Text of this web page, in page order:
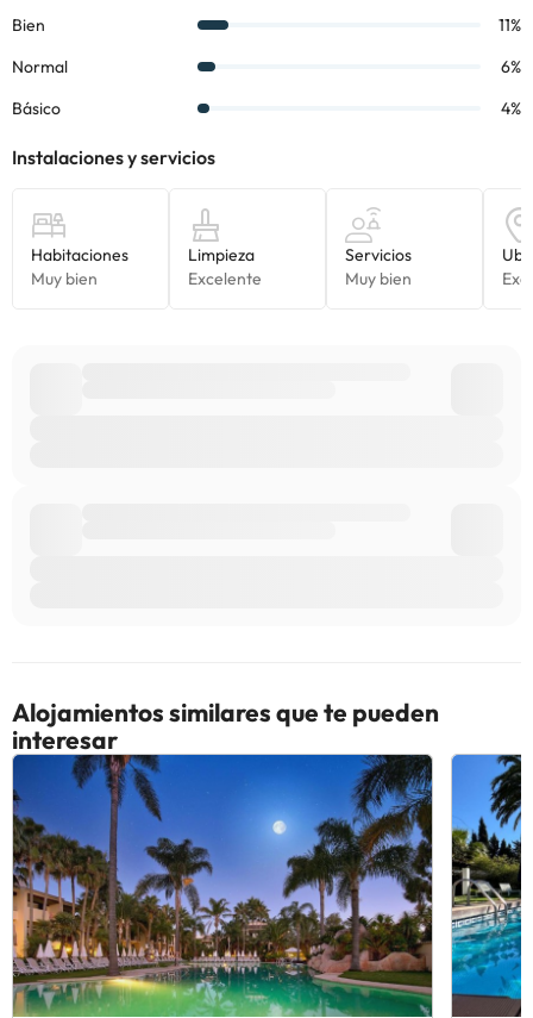
con un
recién hecho o bien de disfrutar en la concurrida
piscina. En el Beach Club Guadalmina podrán seguir disfrutando
junto al mar de la cocina mediterránea. Está abierto durante los
meses de Verano y en Semana Santa.
consultar sus tarifas directamente en el establecimiento. Toda la
información de esta ficha está sujeta a cambios por parte del
alojamiento. Si tienes dudas, contáctanos.
Alojamientos similares que te pueden
interesar